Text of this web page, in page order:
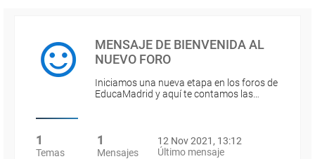
MENSAJE DE BIENVENIDA AL
NUEVO FORO
Iniciamos una nueva etapa en los foros de
EducaMadrid y aquí te contamos las…
1
Temas
1
Mensajes
12 Nov 2021, 13:12
Último mensaje